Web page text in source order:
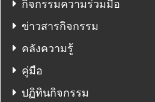
กิจกรรมความร่วมมือ
ข่าวสารกิจกรรม
คลังความรู้
คู่มือ
ปฏิทินกิจกรรม